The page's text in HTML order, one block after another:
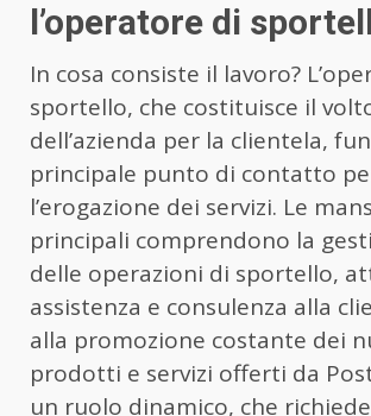
l’operatore di
In cosa consiste il lavoro?
sportello, che costituisce il
dell’azienda per la clientela,
principale punto di contatto
l’erogazione dei servizi. Le
principali comprendono la
delle operazioni di sportello,
assistenza e consulenza alla
alla promozione costante dei
prodotti e servizi offerti da
un ruolo dinamico, che